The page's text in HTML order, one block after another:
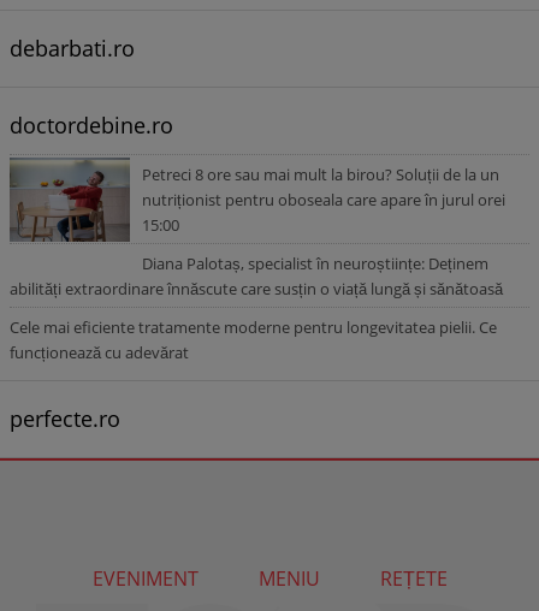
debarbati.ro
doctordebine.ro
Petreci 8 ore sau mai mult la birou? Soluții de la un
nutriționist pentru oboseala care apare în jurul orei
15:00
Diana Palotaș, specialist în neuroștiințe: Deținem
abilități extraordinare înnăscute care susțin o viață lungă și sănătoasă
Cele mai eficiente tratamente moderne pentru longevitatea pielii. Ce
funcționează cu adevărat
perfecte.ro
EVENIMENT MENIU
REȚETE